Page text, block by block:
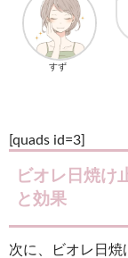
すず
[quads id=3]
ビオレ日焼け
と効果
次に、ビオレ日